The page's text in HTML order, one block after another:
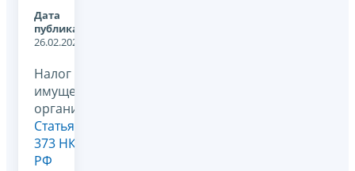
Дата
публикации:
26.02.2024
Налог на
имущество
организаций,
Статья
373 НК
РФ